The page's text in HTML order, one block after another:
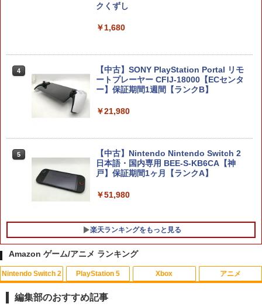
endo ニンテンドー スイッチ 可愛い か
【中古】Switch2 ドンキーコング バナ
ンザ (ニンテンドースイッチ2)
￥6,213
5
【新品】NSW2 ファンタジーライフi グ
ルグルの竜と時をぬすむ少女 Nintendo
Switch2 Edition【メール便】
￥6,300
ムストレンジャー 通常版 バンダイナム
ソニー・インタラクティブエンタテイン
メント 【PS5】Marvel’s Spider-Man 2
パイダーマン2 ツウジョウ]【MARVELC
￥3,980
メント 【PS5】メディアリモコン [CFI-Z
￥3,980
クくずし
￥1,680
4
【中古】SONY PlayStation Portal リモ
ートプレーヤー CFIJ-18000【ECセンタ
ー】保証期間1週間【ランクB】
￥21,980
5
【中古】Nintendo Nintendo Switch 2
日本語・国内専用 BEE-S-KB6CA【神
戸】保証期間1ヶ月【ランクA】
￥51,980
楽天ランキングをもっと見る
1
【中古】アナと雪の女王 3D 【ブルーレ
イ】／クリステン・ベルブルーレイ／海
外アニメ・定番スタジオ
Amazon ゲーム/アニメ ランキング
Nintendo Switch 2 PlayStation 5 Xbox アニメ
編集部のおすすめ記事